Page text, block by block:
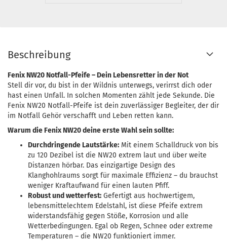
Beschreibung
Fenix NW20 Notfall-Pfeife – Dein Lebensretter in der Not
Stell dir vor, du bist in der Wildnis unterwegs, verirrst dich oder
hast einen Unfall. In solchen Momenten zählt jede Sekunde. Die
Fenix NW20 Notfall-Pfeife ist dein zuverlässiger Begleiter, der dir
im Notfall Gehör verschafft und Leben retten kann.
Warum die Fenix NW20 deine erste Wahl sein sollte:
Durchdringende Lautstärke: Mit einem Schalldruck von bis
zu 120 Dezibel ist die NW20 extrem laut und über weite
Distanzen hörbar. Das einzigartige Design des
Klanghohlraums sorgt für maximale Effizienz – du brauchst
weniger Kraftaufwand für einen lauten Pfiff.
Robust und wetterfest: Gefertigt aus hochwertigem,
lebensmittelechtem Edelstahl, ist diese Pfeife extrem
widerstandsfähig gegen Stöße, Korrosion und alle
Wetterbedingungen. Egal ob Regen, Schnee oder extreme
Temperaturen – die NW20 funktioniert immer.